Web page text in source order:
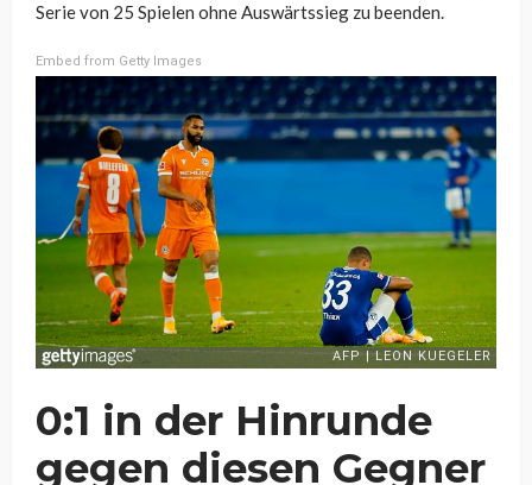
Serie von 25 Spielen ohne Auswärtssieg zu beenden.
Embed from Getty Images
0:1 in der Hinrunde
gegen diesen Gegner